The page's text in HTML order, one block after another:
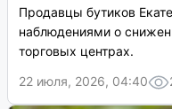
Продавцы бутиков
наблюдениями о
торговых центрах.
22 июля, 2026, 04:40